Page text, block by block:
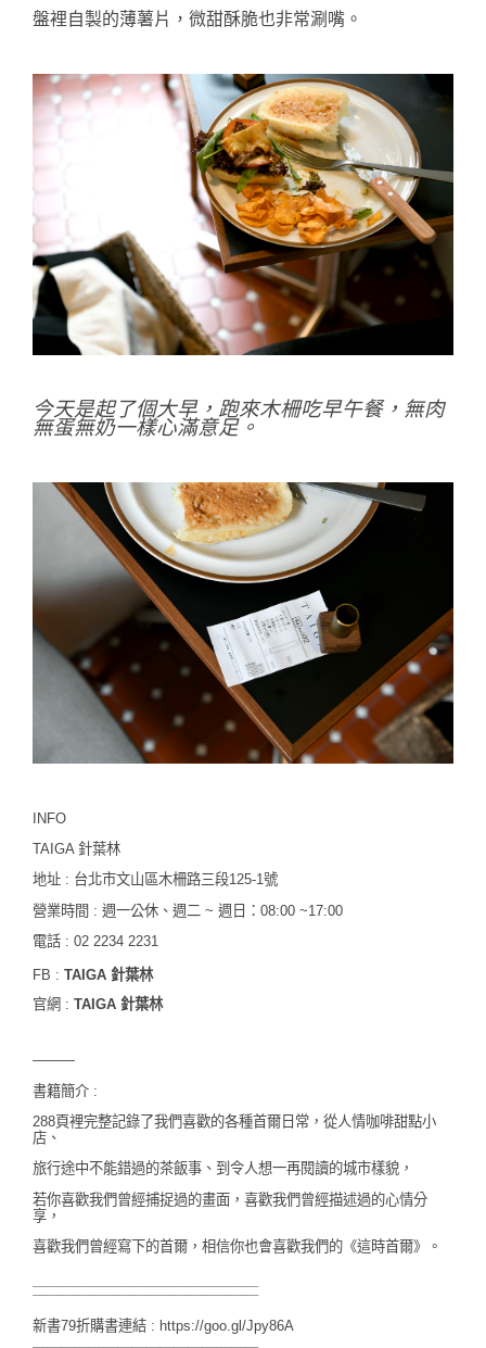
盤裡自製的薄薯片，微甜酥脆也非常涮嘴。
今天是起了個大早，跑來木柵吃早午餐，無肉
無蛋無奶一樣心滿意足。
INFO
TAIGA 針葉林
地址 : 台北市文山區木柵路三段125-1號
營業時間 : 週一公休、週二 ~ 週日：08:00 ~17:00
電話 : 02 2234 2231
FB : TAIGA 針葉林
官網 : TAIGA 針葉林
———
書籍簡介 :
288頁裡完整記錄了我們喜歡的各種首爾日常， 從人情咖啡甜點小
店、
旅行途中不能錯過的茶飯事、到令人想一再閱讀的城市樣貌，
若你喜歡我們曾經捕捉過的畫面，喜歡我們曾經描述過的心情分
享，
喜歡我們曾經寫下的首爾，相信你也會喜歡我們的《這時首爾》。
新書79折購書連結 : https://goo.gl/Jpy86A